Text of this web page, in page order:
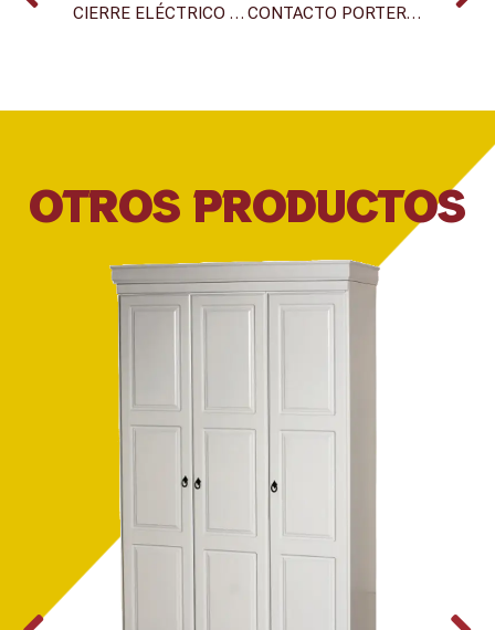
CIERRE ELÉCTRICO PORTERO CONTACTO PORTERO AUTOMÁTICO MOD. 6906
OTROS PRODUCTOS